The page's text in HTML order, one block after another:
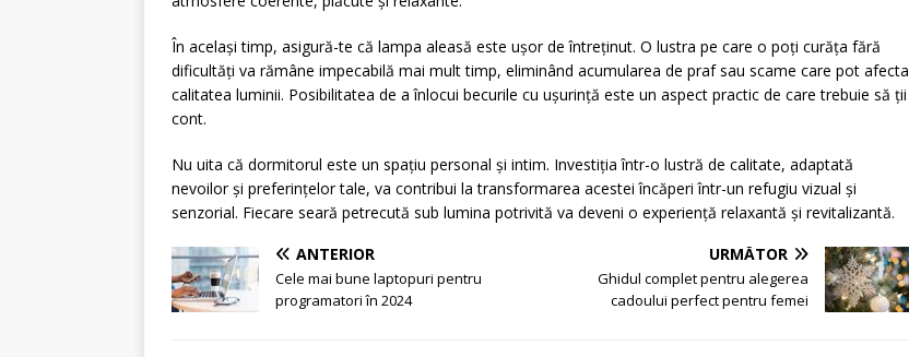
În același timp, asigură-te că lampa aleasă este ușor de întreținut. O lustra pe care o poți curăța fără
dificultăți va rămâne impecabilă mai mult timp, eliminând acumularea de praf sau scame care pot afecta
calitatea luminii. Posibilitatea de a înlocui becurile cu ușurință este un aspect practic de care trebuie să ții
cont.
Nu uita că dormitorul este un spațiu personal și intim. Investiția într-o lustră de calitate, adaptată
nevoilor și preferințelor tale, va contribui la transformarea acestei încăperi într-un refugiu vizual și
senzorial. Fiecare seară petrecută sub lumina potrivită va deveni o experiență relaxantă și revitalizantă.
ANTERIOR
Cele mai bune laptopuri pentru
programatori în 2024
URMĂTOR
Ghidul complet pentru alegerea
cadoului perfect pentru femei